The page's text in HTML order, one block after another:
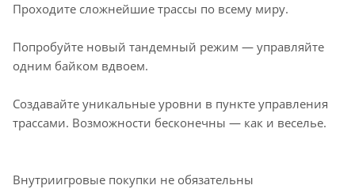
Проходите сложнейшие трассы по всему миру.
Попробуйте новый тандемный режим — управляйте
одним байком вдвоем.
Создавайте уникальные уровни в пункте управления
трассами. Возможности бесконечны — как и веселье.
Внутриигровые покупки не обязательны